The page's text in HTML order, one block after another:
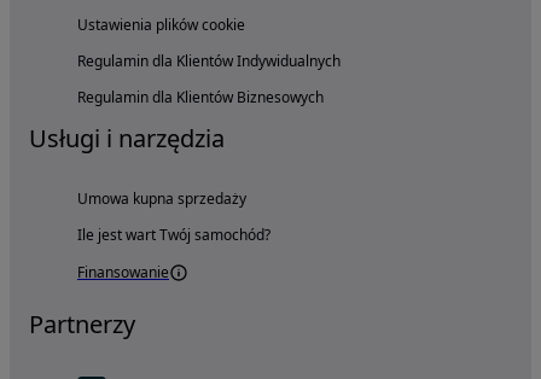
Ustawienia plików cookie
Regulamin dla Klientów Indywidualnych
Regulamin dla Klientów Biznesowych
Usługi i narzędzia
Umowa kupna sprzedaży
Ile jest wart Twój samochód?
Finansowanie
Partnerzy